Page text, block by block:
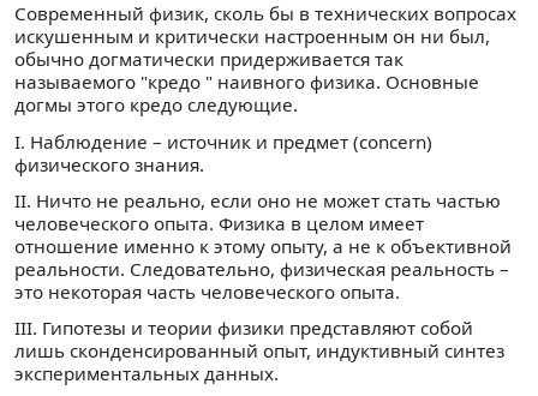
Современный физик, сколь бы в технических вопросах
искушенным и критически настроенным он ни был,
обычно догматически придерживается так
называемого "кредо " наивного физика. Основные
догмы этого кредо следующие.
I. Наблюдение – источник и предмет (concern)
физического знания.
II. Ничто не реально, если оно не может стать частью
человеческого опыта. Физика в целом имеет
отношение именно к этому опыту, а не к объективной
реальности. Следовательно, физическая реальность –
это некоторая часть человеческого опыта.
III. Гипотезы и теории физики представляют собой
лишь сконденсированный опыт, индуктивный синтез
экспериментальных данных.